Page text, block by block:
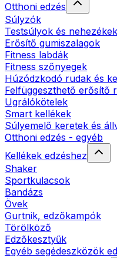
Otthoni edzés
Súlyzók
Testsúlyok és nehezékek
Erősítő gumiszalagok
Fitness labdák
Fitness szőnyegek
Húzódzkodó rudak és
Felfüggeszthető erősítő
Ugrálókötelek
Smart kellékek
Súlyemelő keretek és
Otthoni edzés - egyéb
Kellékek edzéshez
Shaker
Sportkulacsok
Bandázs
Övek
Gurtnik, edzőkampók
Törölköző
Edzőkesztyűk
Egyéb segédeszközök